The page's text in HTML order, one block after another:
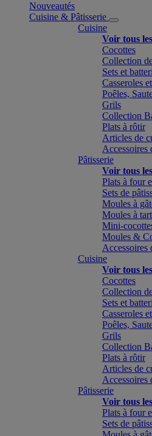
Nouveautés
Cuisine & Pâtisserie
Cuisine
Voir tous
Cocottes
Collection
Sets et
Casseroles
Poêles,
Grils
Collection
Plats à rôtir
Articles de
Accessoires
Pâtisserie
Voir tous
Plats à four
Sets de
Moules à
Moules à
Mini-
Moules &
Accessoires
Cuisine
Voir tous
Cocottes
Collection
Sets et
Casseroles
Poêles,
Grils
Collection
Plats à rôtir
Articles de
Accessoires
Pâtisserie
Voir tous
Plats à four
Sets de